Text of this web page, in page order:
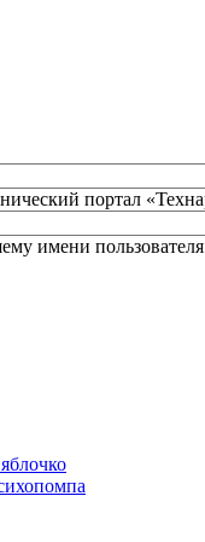
портал
имени